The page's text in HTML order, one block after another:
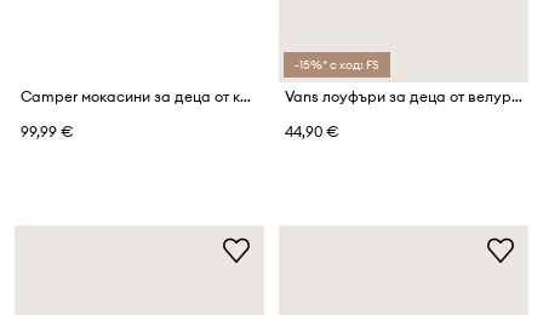
Camper мокасини за деца от кожа Compas Kids TWS
99,99 €
-15%* с код: FS
Vans лоуфъри за деца от велур Loafer 53 LEOPARD
44,90 €